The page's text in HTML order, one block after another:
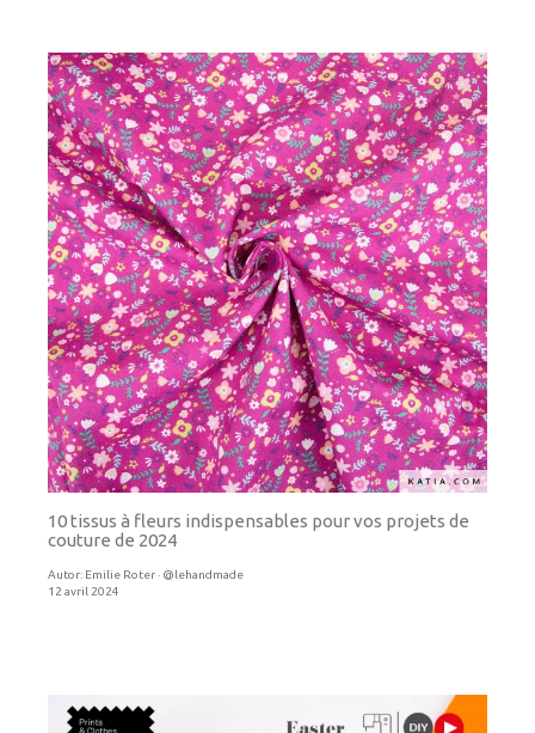
10 tissus à fleurs indispensables pour vos projets de
couture de 2024
Autor: Emilie Roter · @lehandmade
12 avril 2024